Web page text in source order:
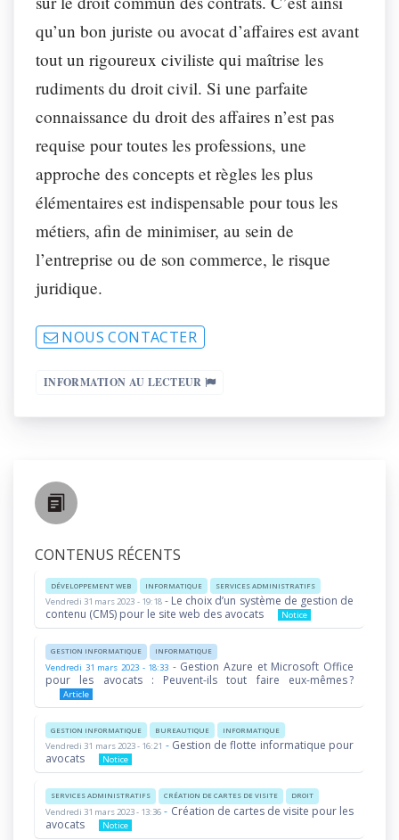
qu’un bon juriste ou avocat d’affaires est avant
tout un rigoureux civiliste qui maîtrise les
rudiments du droit civil. Si une parfaite
connaissance du droit des affaires n’est pas
requise pour toutes les professions, une
approche des concepts et règles les plus
élémentaires est indispensable pour tous les
métiers, afin de minimiser, au sein de
l’entreprise ou de son commerce, le risque
juridique.
NOUS CONTACTER
INFORMATION AU LECTEUR
CONTENUS RÉCENTS
DÉVELOPPEMENT WEB INFORMATIQUE SERVICES ADMINISTRATIFS
Vendredi 31 mars 2023 - 19:18- Le choix d’un système de gestion de
contenu (CMS) pour le site web des avocats
Notice
GESTION INFORMATIQUE INFORMATIQUE
Vendredi 31 mars 2023 - 18:33 - Gestion Azure et Microsoft Office
pour les avocats : Peuvent-ils tout faire eux-mêmes ?
Article
GESTION INFORMATIQUE BUREAUTIQUE INFORMATIQUE
Vendredi 31 mars 2023 - 16:21 - Gestion de flotte informatique pour
avocats
Notice
SERVICES ADMINISTRATIFS CRÉATION DE CARTES DE VISITE DROIT
Vendredi 31 mars 2023 - 13:36 - Création de cartes de visite pour les
avocats
Notice